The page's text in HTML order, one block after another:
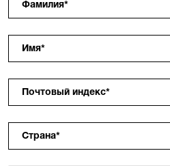
Фамилия*
Имя*
Почтовый индекс*
Страна*